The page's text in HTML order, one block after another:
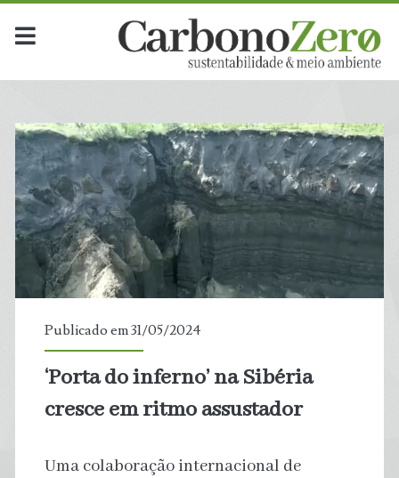
Mês:
<span>maio
2024</span>
Publicado em 31/05/2024
‘Porta do inferno’ na Sibéria
cresce em ritmo assustador
Uma colaboração internacional de